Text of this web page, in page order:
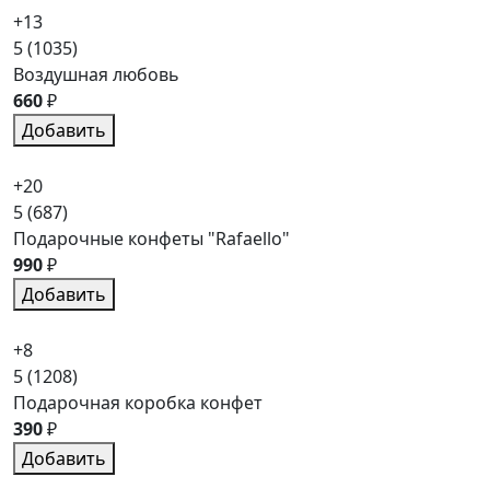
+13
5(1035)
Воздушная любовь
660₽
Добавить
+20
5(687)
Подарочные конфеты "Rafaello"
990₽
Добавить
+8
5(1208)
Подарочная коробка конфет
390₽
Добавить